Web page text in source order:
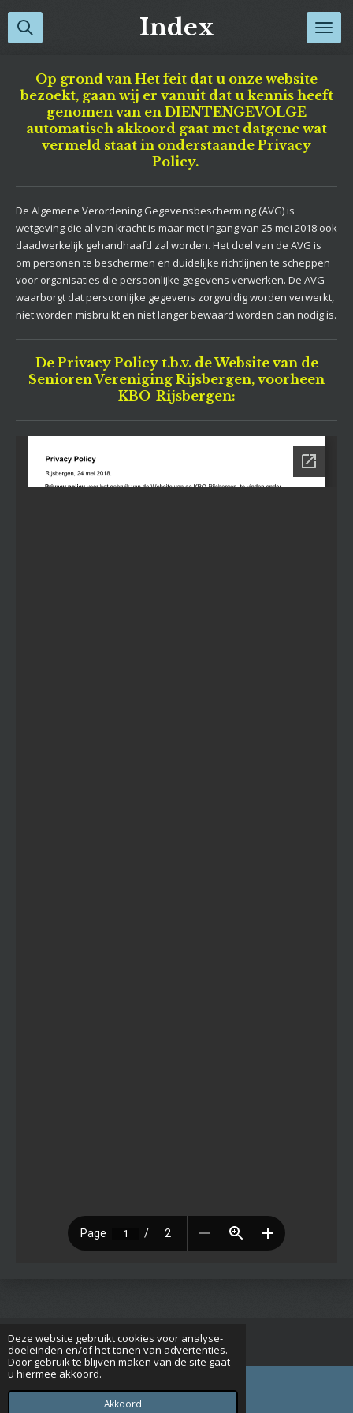
Deze website gebruikt cookies voor analyse-
doeleinden en/of het tonen van advertenties.
Door gebruik te blijven maken van de site gaat
u hiermee akkoord.
Akkoord
Ga
direct
hoofdinhoud
Index
Op grond van Het feit dat u onze website
bezoekt, gaan wij er vanuit dat u kennis heeft
genomen van en DIENTENGEVOLGE
automatisch akkoord gaat met datgene wat
vermeld staat in onderstaande Privacy
Policy.
De Algemene Verordening Gegevensbescherming (AVG) is
wetgeving die al van kracht is maar met ingang van 25 mei 2018 ook
daadwerkelijk gehandhaafd zal worden. Het doel van de AVG is
om personen te beschermen en duidelijke richtlijnen te scheppen
voor organisaties die persoonlijke gegevens verwerken. De AVG
waarborgt dat persoonlijke gegevens zorgvuldig worden verwerkt,
niet worden misbruikt en niet langer bewaard worden dan nodig is.
De Privacy Policy t.b.v. de Website van de
Senioren Vereniging Rijsbergen, voorheen
KBO-Rijsbergen:
© 2015 - 2026 Seniorenverenigingrijsbergen.nl